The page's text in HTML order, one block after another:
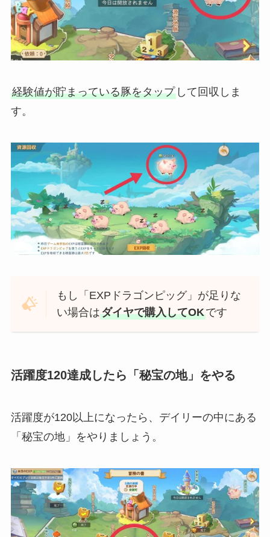
経験値が貯まっている豚をタップして回収しま
す。
もし「EXPドラゴンピッグ」が足りな
い場合はダイヤで購入してOKです
活躍度120達成したら「秘宝の地」をやる
活躍度が120以上になったら、デイリーの中にある
「秘宝の地」をやりましょう。